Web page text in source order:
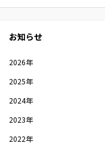
お知らせ
2026年
2025年
2024年
2023年
2022年